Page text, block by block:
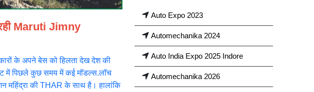
रही Maruti Jimny
के अपने बेस को हिलता देख देश की
में पिछले कुछ समय में कई मॉडल्स.लॉच
महिंद्रा की THAR के साथ है। हालांकि
Auto Expo 2023
Automechanika 2024
Auto India Expo 2025 Indore
Automechanika 2026